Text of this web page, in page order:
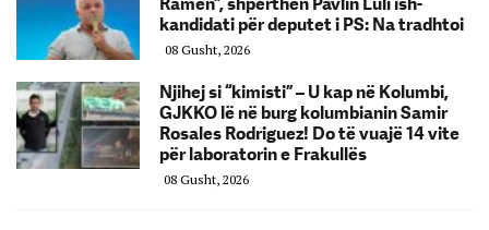
Ramën”, shpërthen Pavlin Luli ish-
kandidati për deputet i PS: Na tradhtoi
08 Gusht, 2026
Njihej si “kimisti” – U kap në Kolumbi,
GJKKO lë në burg kolumbianin Samir
Rosales Rodriguez! Do të vuajë 14 vite
për laboratorin e Frakullës
08 Gusht, 2026